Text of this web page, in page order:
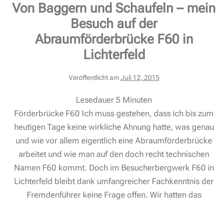
Von Baggern und Schaufeln – mein
Besuch auf der
Abraumförderbrücke F60 in
Lichterfeld
Veröffentlicht am Juli 12, 2015
Lesedauer 5 Minuten
Förderbrücke F60 Ich muss gestehen, dass ich bis zum
heutigen Tage keine wirkliche Ahnung hatte, was genau
und wie vor allem eigentlich eine Abraumförderbrücke
arbeitet und wie man auf den doch recht technischen
Namen F60 kommt. Doch im Besucherbergwerk F60 in
Lichterfeld bleibt dank umfangreicher Fachkenntnis der
Fremdenführer keine Frage offen. Wir hatten das